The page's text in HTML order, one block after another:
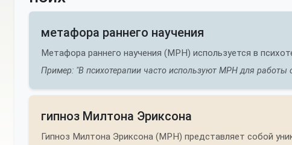
метафора раннего научения
Метафора раннего научения (МРН) используется в
Пример: "В психотерапии часто используют МРН для работы
гипноз Милтона Эриксона
Гипноз Милтона Эриксона (МРН) представляет собой